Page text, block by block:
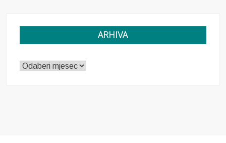
ARHIVA
ARHIVA